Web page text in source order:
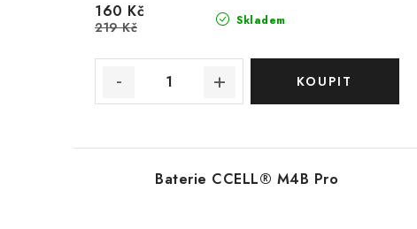
Skladem
160 Kč
219 Kč
Baterie CCELL® M4B Pro